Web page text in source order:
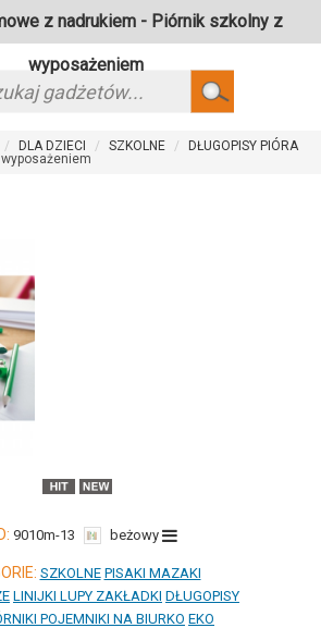
z nadrukiem - Piórnik szkolny z
wyposażeniem
Szukaj
DLA DZIECI SZKOLNE
DŁUGOPISY PIÓRA
9010m-13 beżowy
SZKOLNE PISAKI MAZAKI
LINIJKI LUPY ZAKŁADKI DŁUGOPISY
POJEMNIKI NA BIURKO EKO